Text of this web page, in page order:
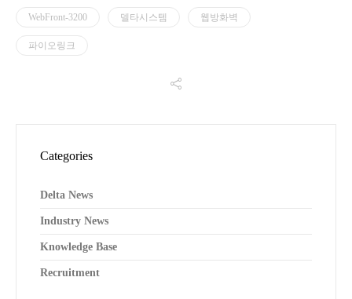
WebFront-3200 델타시스템 웹방화벽
파이오링크
Categories
Delta News
Industry News
Knowledge Base
Recruitment